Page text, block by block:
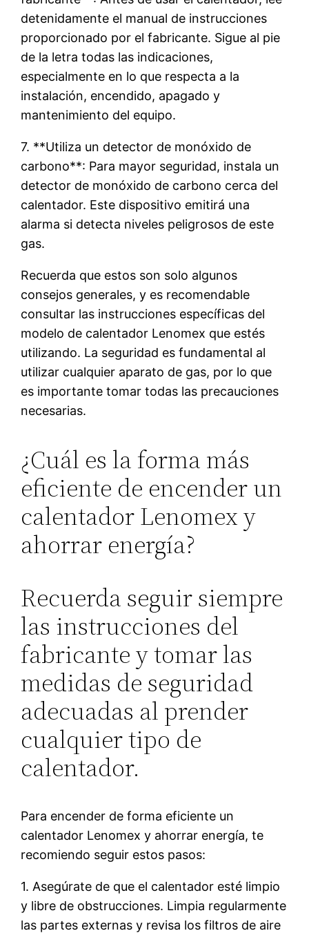
detenidamente el manual de instrucciones
proporcionado por el fabricante. Sigue al pie
de la letra todas las indicaciones,
especialmente en lo que respecta a la
instalación, encendido, apagado y
mantenimiento del equipo.
7. **Utiliza un detector de monóxido de
carbono**: Para mayor seguridad, instala un
detector de monóxido de carbono cerca del
calentador. Este dispositivo emitirá una
alarma si detecta niveles peligrosos de este
gas.
Recuerda que estos son solo algunos
consejos generales, y es recomendable
consultar las instrucciones específicas del
modelo de calentador Lenomex que estés
utilizando. La seguridad es fundamental al
utilizar cualquier aparato de gas, por lo que
es importante tomar todas las precauciones
necesarias.
¿Cuál es la forma más
eficiente de encender un
calentador Lenomex y
ahorrar energía?
Recuerda seguir siempre
las instrucciones del
fabricante y tomar las
medidas de seguridad
adecuadas al prender
cualquier tipo de
calentador.
Para encender de forma eficiente un
calentador Lenomex y ahorrar energía, te
recomiendo seguir estos pasos:
1. Asegúrate de que el calentador esté limpio
y libre de obstrucciones. Limpia regularmente
las partes externas y revisa los filtros de aire